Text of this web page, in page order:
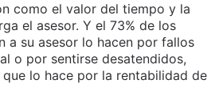
como el valor del tiempo y la
el asesor. Y el 73% de los
a su asesor lo hacen por fallos
o por sentirse desatendidos,
lo hace por la rentabilidad de